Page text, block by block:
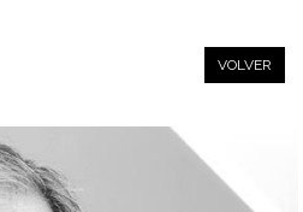
VOLVER